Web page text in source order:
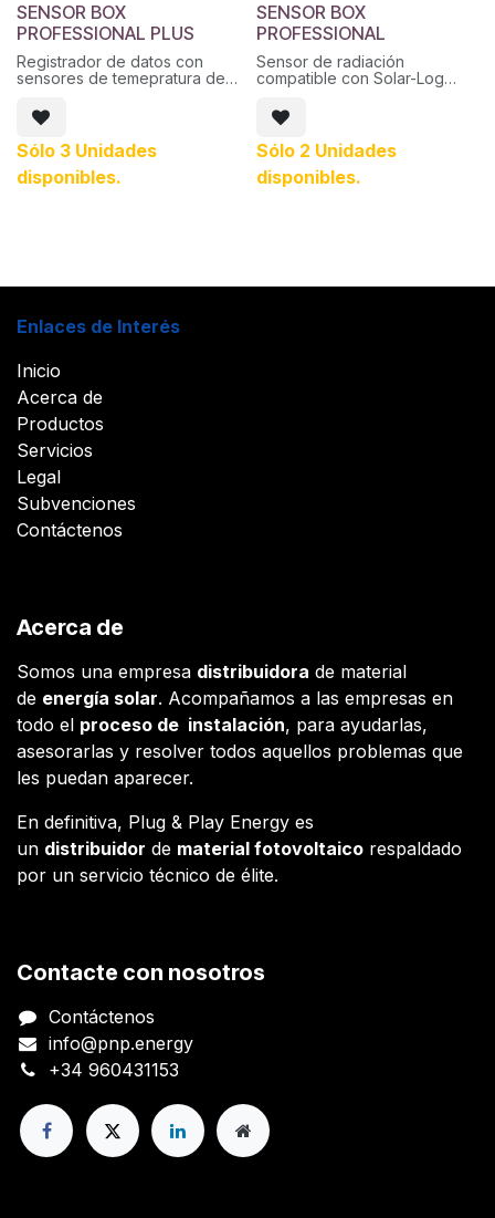
SENSOR BOX
PROFESSIONAL PLUS
Registrador de datos con
sensores de temepratura del
Sólo 3 Unidades
disponibles.
SENSOR BOX
PROFESSIONAL
Sensor de radiación
compatible con Solar-Log
conectores para sensores de
viento o temperatura
externos.
Sólo 2 Unidades
disponibles.
Enlaces de Interés
Inicio
Acerca de
Productos
Servicios
Legal
Subvenciones
Contáctenos
Acerca de
Somos una empresa distribuidora de material
de energía solar. Acompañamos a las empresas en
todo el proceso de instalación, para ayudarlas,
asesorarlas y resolver todos aquellos problemas que
les puedan aparecer.
En definitiva, Plug & Play Energy es
un distribuidor de material fotovoltaico respaldado
por un servicio técnico de élite.
Contacte con nosotros
Contáctenos
info@pnp.energy
+34 960431153